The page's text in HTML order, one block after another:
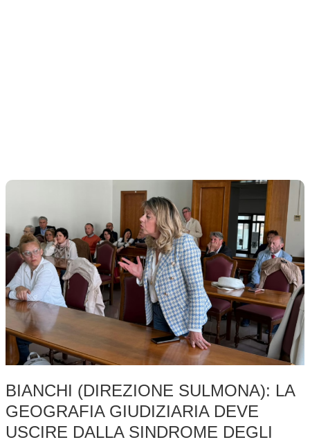
BIANCHI (DIREZIONE SULMONA): LA
GEOGRAFIA GIUDIZIARIA DEVE
USCIRE DALLA SINDROME DEGLI
Bianchi
Sulmona):
la
geografia
giudiziaria
deve
uscire
dalla
sindrome
degli